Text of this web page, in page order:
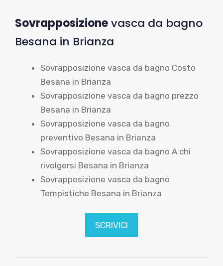
Sovrapposizionevasca da bagno
Besana in Brianza
Sovrapposizione vasca da bagno Costo
Besana in Brianza
Sovrapposizione vasca da bagno prezzo
Besana in Brianza
Sovrapposizione vasca da bagno
preventivo Besana in Brianza
Sovrapposizione vasca da bagno A chi
rivolgersi Besana in Brianza
Sovrapposizione vasca da bagno
Tempistiche Besana in Brianza
SCRIVICI